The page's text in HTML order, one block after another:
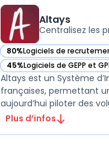
Altays
Centralisez les
80%Logiciels de
— voir Altays dans cette
45%Logiciels de GEPP et
— voir Altays dans cette
Altays est un Système
françaises, permettant
aujourd’hui piloter des
Plus d’infos